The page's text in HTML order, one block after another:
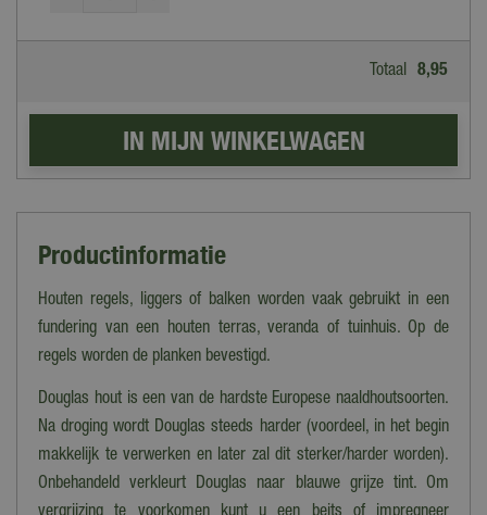
Totaal 8,95
Productinformatie
Houten regels, liggers of balken worden vaak gebruikt in een
fundering van een houten terras, veranda of tuinhuis. Op de
regels worden de planken bevestigd.
Douglas hout is een van de hardste Europese naaldhoutsoorten.
Na droging wordt Douglas steeds harder (voordeel, in het begin
makkelijk te verwerken en later zal dit sterker/harder worden).
Onbehandeld verkleurt Douglas naar blauwe grijze tint. Om